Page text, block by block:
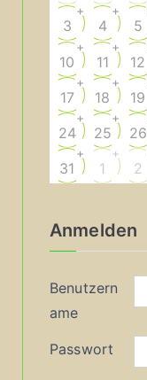
3
+
4
+
5
10
+
11
+
12
17
+
18
+
19
24
+
25
+
26
31
+
1
+
2
Anmelden
Benutzern
ame
Passwort